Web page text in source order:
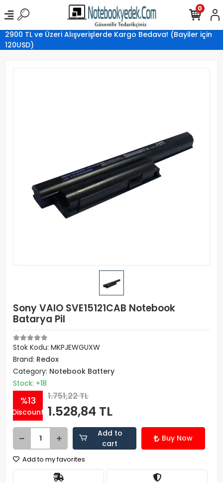
2900 TL ve Üzeri Alışverişlerde Kargo Bedava! (Bayiler için
120USD)
0
Sony VAIO SVE15121CAB Notebook
Batarya Pil
Stok Kodu: MKPJEWGUXW
Brand: Redox
Category: Notebook Battery
Stock: +18
%13
Discount
1.751,22 TL
1.528,84 TL
Add to
cart
Buy Now
Add to my favorites